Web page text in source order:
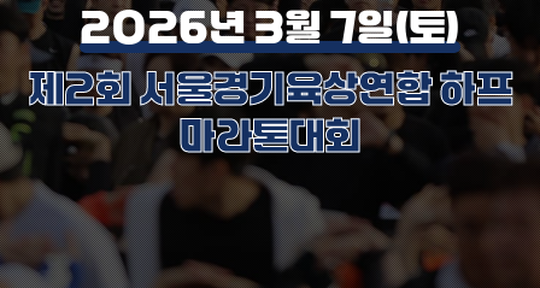
2026년 3월 7일(토)
제2회 서울경기육상연합 하프
마라톤대회